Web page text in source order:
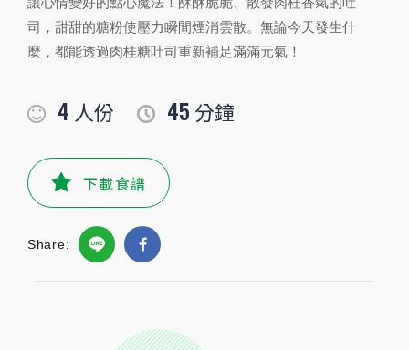
司，甜甜的糖粉使壓力瞬間煙消雲散。無論今天發生什
麼，都能透過肉桂糖吐司重新補足滿滿元氣！
4 人份 45 分鐘
下載食譜
Share:
PREPARATION
準備食材及配料
紅蘿蔔